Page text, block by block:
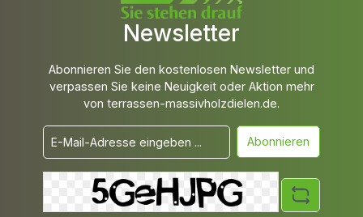
Newsletter
Abonnieren Sie den kostenlosen Newsletter und
verpassen Sie keine Neuigkeit oder Aktion mehr
von terrassen-massivholzdielen.de.
Abonnieren